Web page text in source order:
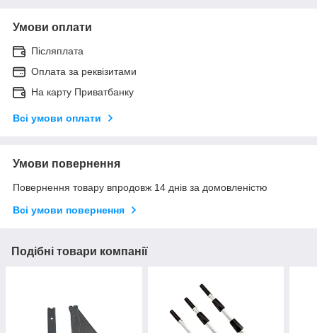
Умови оплати
Післяплата
Оплата за реквізитами
На карту Приватбанку
Всі умови оплати
Умови повернення
Повернення товару впродовж 14 днів за домовленістю
Всі умови повернення
Подібні товари компанії